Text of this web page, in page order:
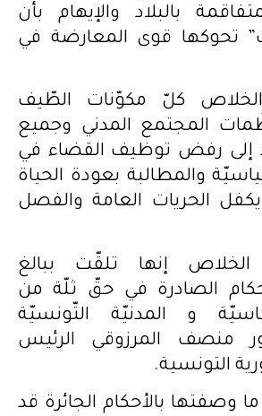
بالبلاد والإيهام بأن
تحوكها قوى المعارضة في
كلّ مكوّنات الطّيف
المجتمع المدني وجميع
إلى رفض توظيف القضاء في
والمطالبة بعودة الحياة
الحريات العامة والفصل
إنها تلقّت ببالغ
الصادرة في حقّ ثلّة من
و المدنيّة التّونسيّة
منصف المرزوقي الرئيس
التونسية.
وصفتها بالأحكام الجائرة قد